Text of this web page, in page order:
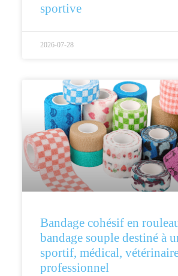
sportive
2026-07-28
Bandage cohésif en
bandage souple destiné à
sportif, médical,
professionnel